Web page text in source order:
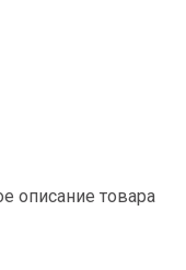
описание товара